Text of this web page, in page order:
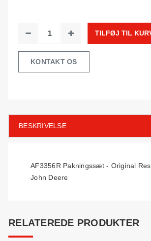
TILFØJ TIL
KONTAKT OS
BESKRIVELSE
AF3356R Pakningssæt - Original
John Deere
RELATEREDE PRODUKTER